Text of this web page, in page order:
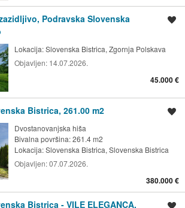
Podravska Slovenska
Lokacija:Slovenska Bistrica, Zgornja Polskava
Objavljen: 14.07.2026.
45.000 €
Bistrica, 261.00 m2
Dvostanovanjska hiša
Bivalna površina: 261.4 m2
Lokacija:Slovenska Bistrica, Slovenska Bistrica
Objavljen:07.07.2026.
380.000 €
Bistrica - VILE ELEGANCA,